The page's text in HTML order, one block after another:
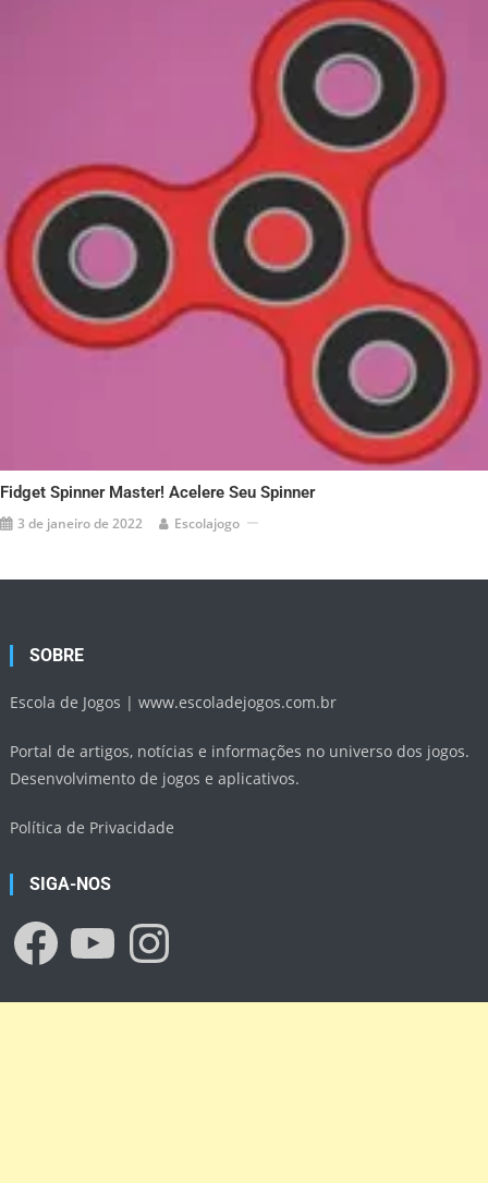
Fidget Spinner Master! Acelere Seu Spinner
3 de janeiro de 2022 Escolajogo
SOBRE
Escola de Jogos |www.escoladejogos.com.br
Portal de artigos, notícias e informações no universo dos jogos.
Desenvolvimento de jogos e aplicativos.
Política de Privacidade
SIGA-NOS